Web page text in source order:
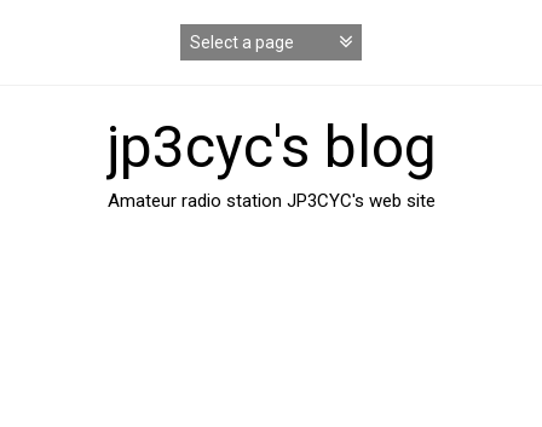
jp3cyc's blog
Amateur radio station JP3CYC's web site